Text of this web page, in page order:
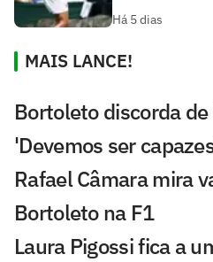
Há 5 dias
MAIS LANCE!
Bortoleto discorda
'Devemos ser
Rafael Câmara mira
Bortoleto na F1
Laura Pigossi fica a